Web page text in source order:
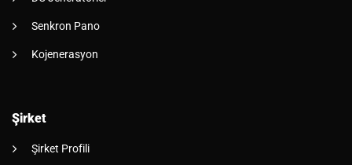
Senkron Pano
Kojenerasyon
Şirket
Şirket Profili